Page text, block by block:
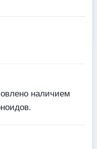
наличием